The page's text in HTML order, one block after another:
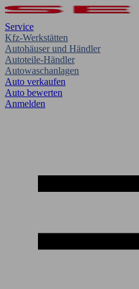
Service
Kfz-Werkstätten
Autohäuser und Händler
Autoteile-Händler
Autowaschanlagen
Auto verkaufen
Auto bewerten
Anmelden